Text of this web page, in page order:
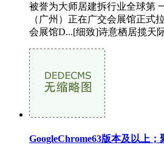
被誉为大师居建拆行业全球第
（广州）正在广交会展馆正式
会展馆D...[细致]诗意栖居揽天
GoogleChrome63版本及以上